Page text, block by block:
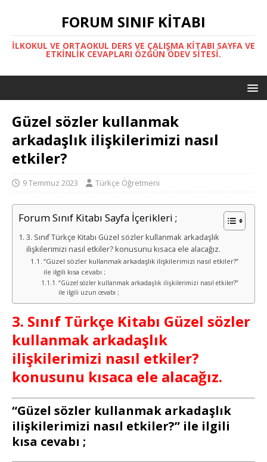
FORUM SINIF KITABI
İLKOKUL VE ORTAOKUL DERS VE ÇALIŞMA KITABI SAYFA VE
ETKINLIK CEVAPLARI ÖZGÜN ÖDEV SITESI.
Güzel sözler kullanmak
arkadaşlık ilişkilerimizi nasıl
etkiler?
9 Temmuz 2023 Türkçe Öğretmeni
Forum Sınıf Kitabı Sayfa İçerikleri ;
3. Sınıf Türkçe Kitabı Güzel sözler kullanmak arkadaşlık
ilişkilerimizi nasıl etkiler? konusunu kısaca ele alacağız.
“Güzel sözler kullanmak arkadaşlık ilişkilerimizi nasıl etkiler?”
ile ilgili kısa cevabı ;
“Güzel sözler kullanmak arkadaşlık ilişkilerimizi nasıl etkiler?”
ile ilgili uzun cevabı ;
3. Sınıf Türkçe Kitabı Güzel sözler
kullanmak arkadaşlık
ilişkilerimizi nasıl etkiler?
konusunu kısaca ele alacağız.
“Güzel sözler kullanmak arkadaşlık
ilişkilerimizi nasıl etkiler?” ile ilgili
kısa cevabı ;